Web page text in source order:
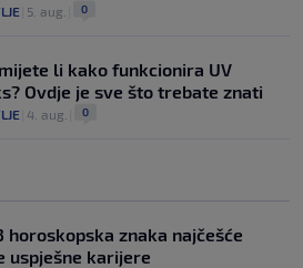
5. aug. 0
li kako funkcionira UV
Ovdje je sve što trebate znati
4. aug. 0
horoskopska znaka najčešće
uspješne karijere